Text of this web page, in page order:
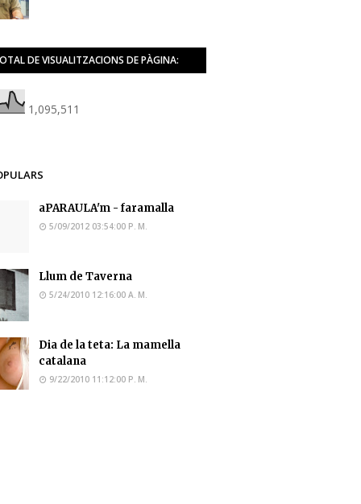
DE VISUALITZACIONS DE PÀGINA:
1,095,511
aPARAULA'm - faramalla
5/09/2012 03:54:00 P. M.
Llum de Taverna
5/24/2010 12:16:00 A. M.
Dia de la teta: La mamella
catalana
9/22/2010 11:12:00 P. M.